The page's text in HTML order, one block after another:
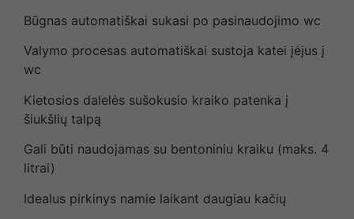
Būgnas automatiškai sukasi po pasinaudojimo wc
Valymo procesas automatiškai sustoja katei įėjus į
wc
Kietosios dalelės sušokusio kraiko patenka į
šiukšlių talpą
Gali būti naudojamas su bentoniniu kraiku (maks. 4
litrai)
Idealus pirkinys namie laikant daugiau kačių